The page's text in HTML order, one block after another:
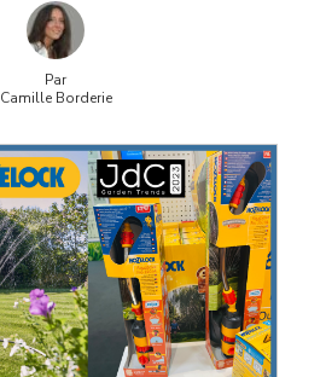
Par
Camille Borderie